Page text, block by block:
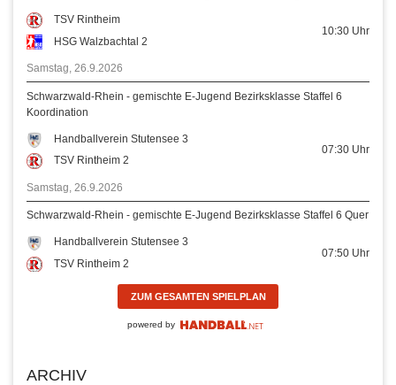
TSV Rintheim
HSG Walzbachtal 2
10:30 Uhr
Samstag, 26.9.2026
Schwarzwald-Rhein - gemischte E-Jugend Bezirksklasse Staffel 6
Koordination
Handballverein Stutensee 3
TSV Rintheim 2
07:30 Uhr
Samstag, 26.9.2026
Schwarzwald-Rhein - gemischte E-Jugend Bezirksklasse Staffel 6 Quer
Handballverein Stutensee 3
TSV Rintheim 2
07:50 Uhr
ZUM GESAMTEN SPIELPLAN
powered by
ARCHIV